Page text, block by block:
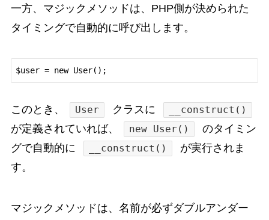
一方、マジックメソッドは、PHP側が決められた
タイミングで自動的に呼び出します。
$user = new User();
このとき、 User クラスに __construct()
が定義されていれば、 new User()
のタイミン
グで自動的に
__construct()
が実行されま
す。
マジックメソッドは、名前が必ずダブルアンダー